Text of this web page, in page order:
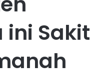
ini Sakit